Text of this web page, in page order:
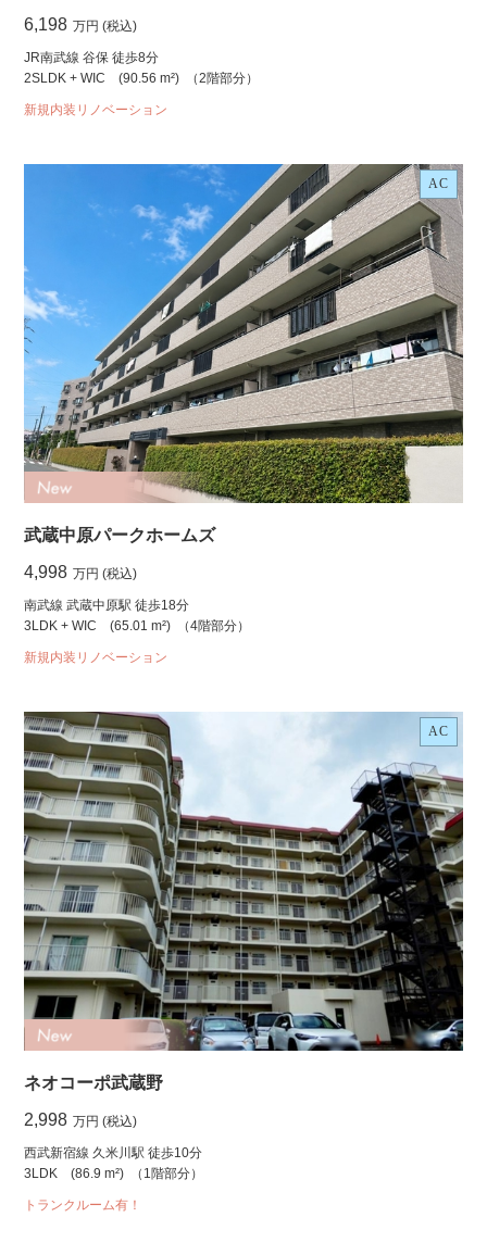
6,198 万円 (税込)
JR南武線 谷保 徒歩8分
2SLDK + WIC
(90.56 m²) （2階部分）
新規内装リノベーション
AC
武蔵中原パークホームズ
4,998 万円 (税込)
南武線 武蔵中原駅 徒歩18分
3LDK + WIC
(65.01 m²) （4階部分）
新規内装リノベーション
AC
ネオコーポ武蔵野
2,998 万円 (税込)
西武新宿線 久米川駅 徒歩10分
3LDK
(86.9 m²) （1階部分）
トランクルーム有！